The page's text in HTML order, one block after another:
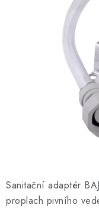
KLIMATIZACE
Informační centrum
Hodnocení obchodu
Sanitační adaptér
proplach pivního